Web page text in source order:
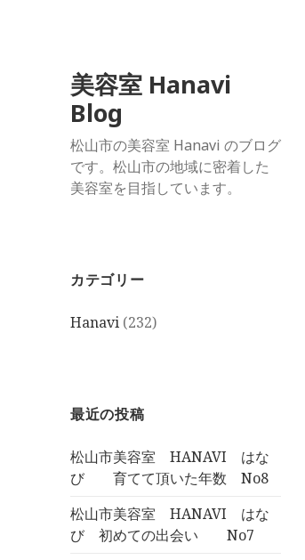
美容室 Hanavi
Blog
松山市の美容室 Hanavi のブログ
です。松山市の地域に密着した
美容室を目指しています。
カテゴリー
Hanavi (232)
最近の投稿
松山市美容室 HANAVI はな
び 育てて頂いた年数 No8
松山市美容室 HANAVI はな
び 初めての出会い No7